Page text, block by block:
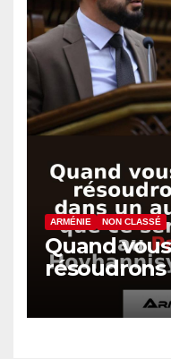
ARMÉNIE NON CLASSÉ
Quand
un autre
sera le 27